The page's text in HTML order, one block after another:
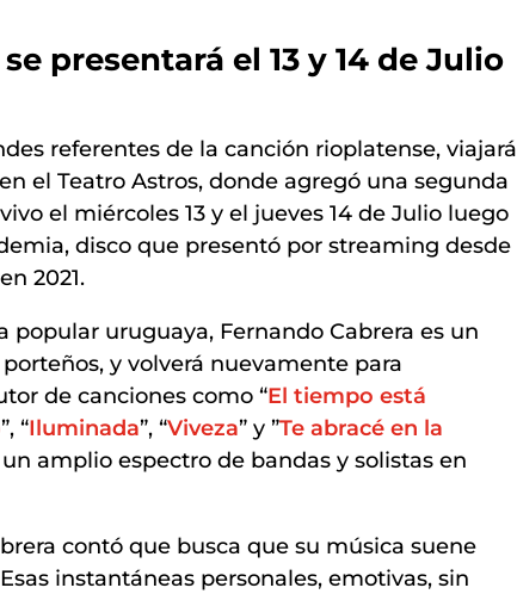
presentará el 13 y 14 de Julio
referentes de la canción rioplatense, viajará
el Teatro Astros, donde agregó una segunda
el miércoles 13 y el jueves 14 de Julio luego
disco que presentó por streaming desde
2021.
uruguaya, Fernando Cabrera es un
y volverá nuevamente para
de canciones como “El tiempo está
”, “Iluminada”, “Viveza” y ”Te abracé en la
amplio espectro de bandas y solistas en
contó que busca que su música suene
instantáneas personales, emotivas, sin